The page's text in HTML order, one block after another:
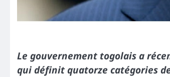
Le gouvernement togolais a
qui définit quatorze catégories